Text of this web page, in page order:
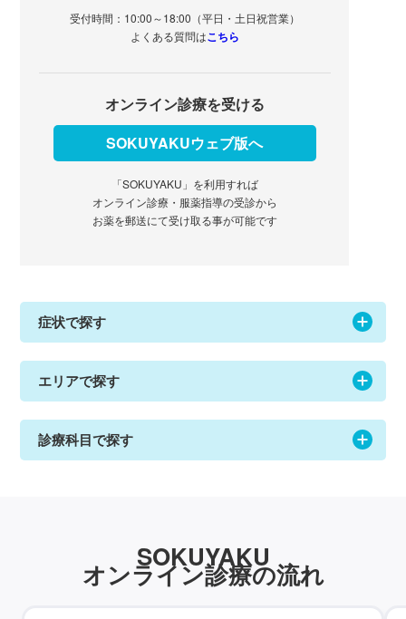
受付時間：10:00～18:00（平日・土日祝営業）
よくある質問はこちら
オンライン診療を受ける
SOKUYAKUウェブ版へ
「SOKUYAKU」を利用すれば
オンライン診療・服薬指導の受診から
お薬を郵送にて受け取る事が可能です
症状で探す
エリアで探す
診療科目で探す
SOKUYAKU
オンライン診療の流れ